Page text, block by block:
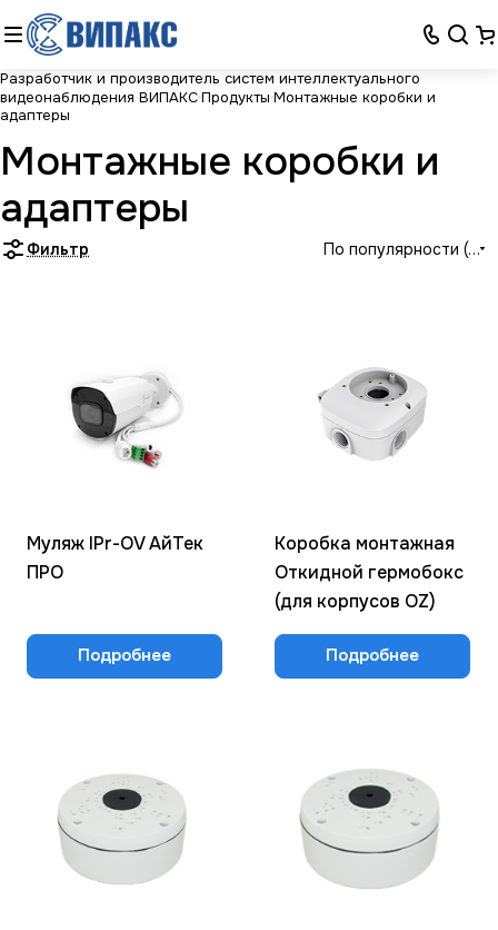
Разработчик и производитель систем интеллектуального
видеонаблюдения ВИПАКСПродукты Монтажные коробки и
адаптеры
Монтажные коробки и
адаптеры
Фильтр По популярности
Муляж IPr-OV АйТек
ПРО
Подробнее
Коробка монтажная
Откидной гермобокс
(для корпусов OZ)
Подробнее